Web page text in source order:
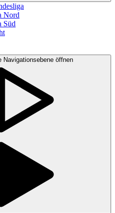
Nord
Süd
Navigationsebene öffnen